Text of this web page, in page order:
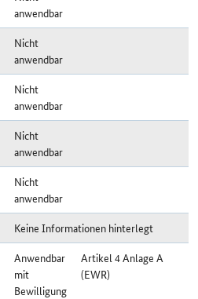
anwendbar
Nicht
anwendbar
Nicht
anwendbar
Nicht
anwendbar
Nicht
anwendbar
Keine Informationen hinterlegt
Anwendbar
mit
Bewilligung
Artikel 4 Anlage A
(EWR)